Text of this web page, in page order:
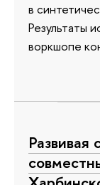
в
Результаты
воркшопе
Развивая